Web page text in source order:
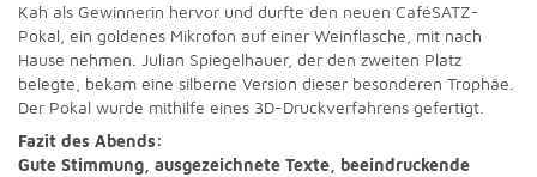
Kah als Gewinnerin hervor und durfte den neuen CaféSATZ-
Pokal, ein goldenes Mikrofon auf einer Weinflasche, mit nach
Hause nehmen. Julian Spiegelhauer, der den zweiten Platz
belegte, bekam eine silberne Version dieser besonderen Trophäe.
Der Pokal wurde mithilfe eines 3D-Druckverfahrens gefertigt.
Fazit des Abends:
Gute Stimmung, ausgezeichnete Texte, beeindruckende